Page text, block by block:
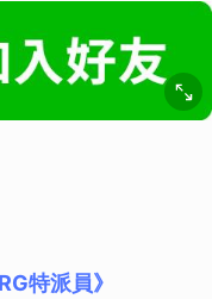
特派員》